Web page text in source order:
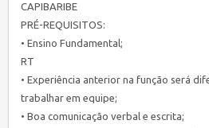
CAPIBARIBE
PRÉ-REQUISITOS:
• Ensino Fundamental;
RT
• Experiência anterior na função será
trabalhar em equipe;
• Boa comunicação verbal e escrita;